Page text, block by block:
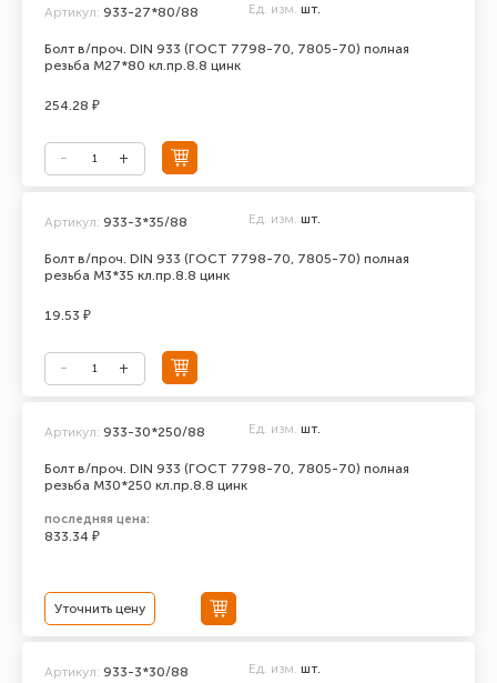
Болт в/проч. DIN 933 (ГОСТ 7798-70, 7805-70) полная
резьба М27*80 кл.пр.8.8 цинк
Артикул: 933-27*80/88 Ед. изм. шт.
254.28 ₽
Болт в/проч. DIN 933 (ГОСТ 7798-70, 7805-70) полная
резьба М3*35 кл.пр.8.8 цинк
Артикул: 933-3*35/88 Ед. изм. шт.
19.53 ₽
Болт в/проч. DIN 933 (ГОСТ 7798-70, 7805-70) полная
резьба М30*250 кл.пр.8.8 цинк
Артикул: 933-30*250/88 Ед. изм. шт.
последняя цена:
833.34 ₽
Уточнить цену
Артикул: 933-3*30/88 Ед. изм. шт.